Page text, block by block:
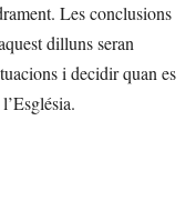
Les conclusions
dilluns seran
i decidir quan es